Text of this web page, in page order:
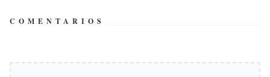
COMENTARIOS